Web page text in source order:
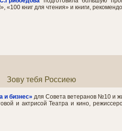
«100 книг для чтения» и книги,
Зову тебя Россиею
и бизнес» для Совета ветеранов №10 и
и актрисой Театра и кино,